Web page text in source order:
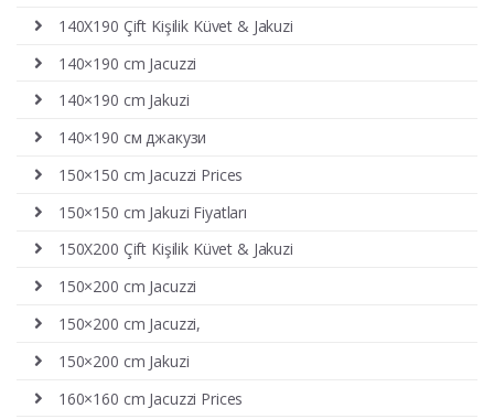
140X190 Çift Kişilik Küvet & Jakuzi
140×190 cm Jacuzzi
140×190 cm Jakuzi
140×190 см джакузи
150×150 cm Jacuzzi Prices
150×150 cm Jakuzi Fiyatları
150X200 Çift Kişilik Küvet & Jakuzi
150×200 cm Jacuzzi
150×200 cm Jacuzzi,
150×200 cm Jakuzi
160×160 cm Jacuzzi Prices